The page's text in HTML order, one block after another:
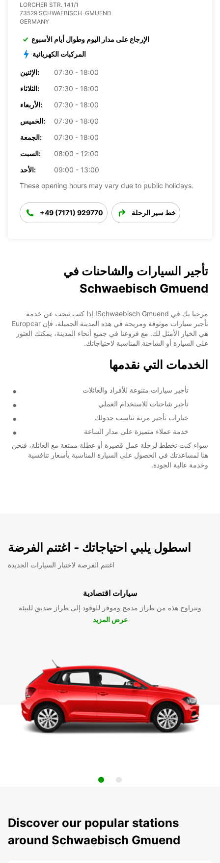
LORCHER STR. 141/1
73529 SCHWAEBISCH-GMUEND
GERMANY
الإرجاع على مدار اليوم وطوال أيام الأسبوع
المركبات الكهربائية
الإثنين:
07:30 - 18:00
الثلاثاء:
07:30 - 18:00
الأربعاء:
07:30 - 18:00
الخميس:
07:30 - 18:00
الجمعة:
07:30 - 18:00
السبت:
08:00 - 12:00
الأحد:
09:00 - 13:00
These opening hours may vary due to public holidays.
+49 (7171) 929770 خط سير الرحلة
تأجير السيارات والشاحنات في
Schwaebisch Gmuend
مرحبا بك في Schwaebisch Gmuend! إذا كنت تبحث عن خدمة
تأجير سيارات موثوقة ومريحة في هذه المدينة الجميلة، فإن Europcar
هي الخيار الأمثل لك. مع فروعنا في جميع أنحاء المدينة، يمكنك العثور
على السيارة أو الشاحنة المناسبة لاحتياجاتك.
الخدمات التي نقدمها
تأجير سيارات متنوعة للأفراد والعائلات
تأجير شاحنات للاستخدام العملي
خيارات تأجير مرنة تناسب جدولك
خدمة عملاء متميزة على مدار الساعة
سواء كنت تخطط لرحلة عمل قصيرة أو عطلة ممتعة مع العائلة، فنحن
هنا لمساعدتك في الحصول على السيارة المناسبة بأسعار تنافسية
وخدمة عالية الجودة.
اسطول يلبي احتياجاتك - اغتنم الفرضة
اغتنم الفرصة لاختبار السيارات الجديدة
سيارات اقتصادية
وتتراوح هذه من طراز مدمج وموفر للوقود إلى طراز صديق للبيئة
عرض المزيد
Discover our popular stations
around Schwaebisch Gmuend